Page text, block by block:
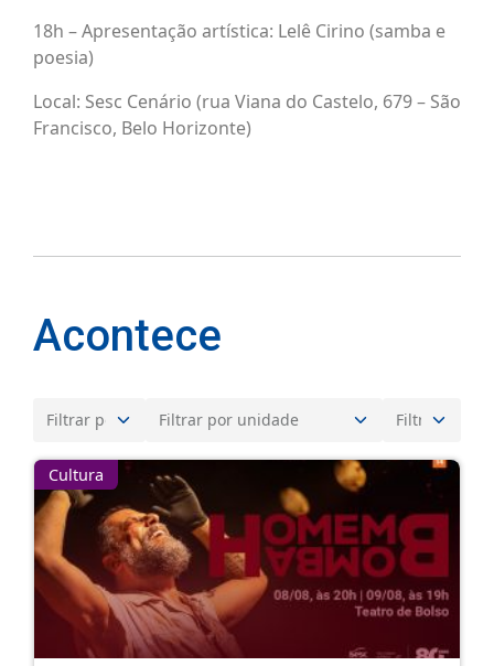
18h – Apresentação artística: Lelê Cirino (samba e
poesia)
Local: Sesc Cenário (rua Viana do Castelo, 679 – São
Francisco, Belo Horizonte)
Acontece
Cultura